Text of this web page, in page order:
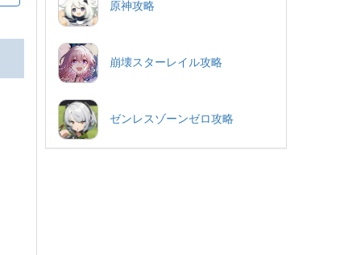
原神攻略
崩壊スターレイル攻略
ゼンレスゾーンゼロ攻略